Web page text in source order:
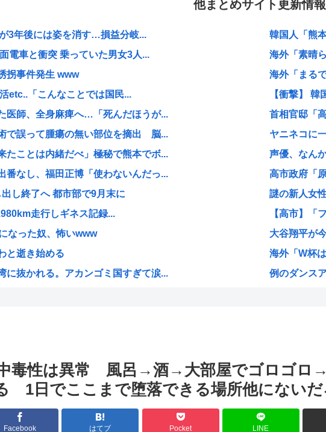
他まとめサイト更新情報
3年後には姿を消す…損益分岐...
電車と衝突 乗っていた男女3人...
拐事件発生 www
etc..「こんなことでは国民...
医師、全身麻痺へ…「死んだほうが...
で誤って腫瘍の無い部位を摘出 脳...
たことは内緒だべ」極秘で熊本でボ...
番なし、福田正博「使わないんだっ...
し終了へ 都市部で9月末に
走行しギネス記録...
なった奴、怖いwww
と逝き始める
に抜かれる。アカンゴミ国すぎて涙...
！」在韓米軍基地に突入した韓国学...
詐取金で競艇か、国税当局
地方予選、黒人女性が優勝し炎上
韓国人「熊
海外「素晴
海外「まる
【衝撃】
首相官邸「
ヤニネコに
声優、なん
高市政府「
謎の新人女
【高市】「
大谷翔平が
海外「W杯
例のダンス
国家情報局
ちいかわの
韓国人「韓
高市首相、
毒性は異常 風呂→酒→大部屋でゴロゴロ
1日でここまで堕落できる場所他にない
Facebook はてブ Pocket LINE